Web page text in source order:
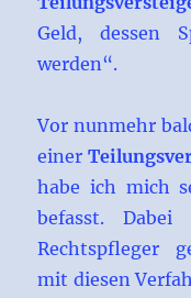
Geld, dessen
werden“.
Vor nunmehr
einer
habe ich mich
befasst.
Rechtspfleger
mit diesen